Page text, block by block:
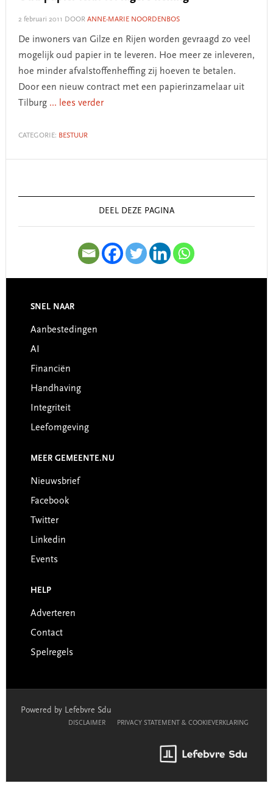
2 februari 2011 DOOR ANNE-MARIE NOORDENBOS
De inwoners van Gilze en Rijen worden gevraagd zo veel
mogelijk oud papier in te leveren. Hoe meer ze inleveren,
hoe minder afvalstoffenheffing zij hoeven te betalen.
Door een nieuw contract met een papierinzamelaar uit
Tilburg ... lees verder
CATEGORIE: BESTUUR
Sidebar
DEEL DEZE PAGINA
Footer
SNEL NAAR
Aanbestedingen
AI
Financiën
Handhaving
Integriteit
Leefomgeving
MEER GEMEENTE.NU
Nieuwsbrief
Facebook
Twitter
Linkedin
Events
HELP
Adverteren
Contact
Spelregels
Powered by Lefebvre Sdu
DISCLAIMER PRIVACY STATEMENT & COOKIEVERKLARING